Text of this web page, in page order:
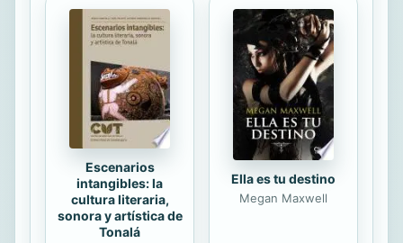
Escenarios
intangibles: la
cultura literaria,
sonora y artística de
Tonalá
Ella es tu destino
Megan Maxwell